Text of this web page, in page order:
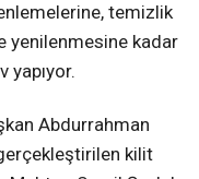
temizlik
yenilenmesine kadar
yapıyor.
Abdurrahman
kilit